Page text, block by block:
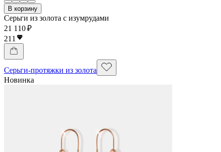
В корзину
Серьги из золота с изумрудами
21 110 ₽
211
Серьги-протяжки из золота
Новинка